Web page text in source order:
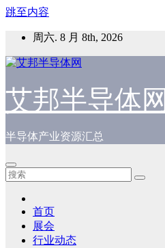
跳至内容
周六. 8 月 8th, 2026
艾邦半导体网
半导体产业资源汇总
首页
展会
行业动态